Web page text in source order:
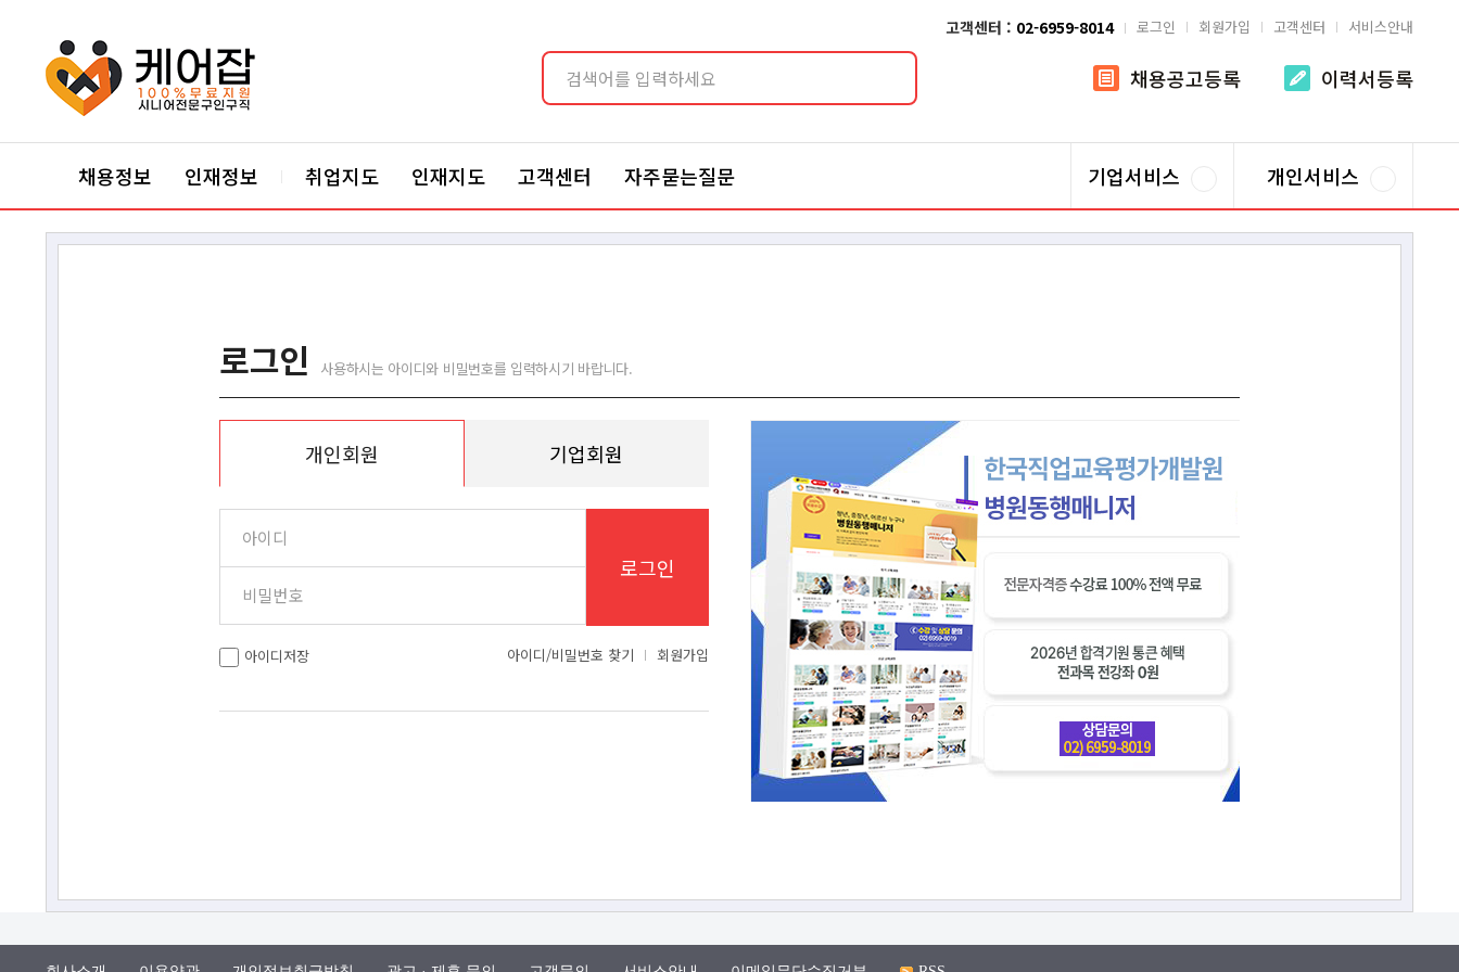
고객센터 : 02-6959-8014 로그인 회원가입 고객센터 서비스안내
케어잡 공식 취업지원센터
채용공고등록 이력서등록
채용정보 인재정보 취업지도 인재지도 고객센터 자주묻는질문 기업서비스 개인서비스
로그인 사용하시는 아이디와 비밀번호를 입력하시기 바랍니다.
개인회원 기업회원
로그인
아이디저장 회원가입
아이디/비밀번호 찾기